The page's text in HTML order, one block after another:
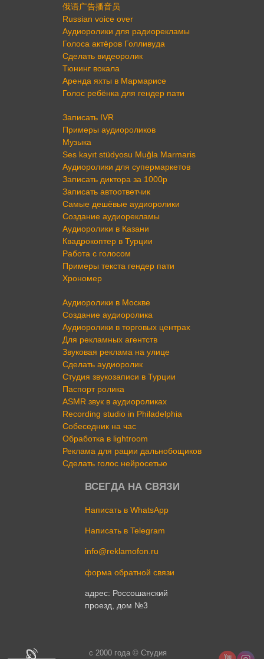
俄语广告播音员
Russian voice over
Аудиоролики для радиорекламы
Голоса актёров Голливуда
Сделать видеоролик
Тюнинг вокала
Аренда яхты в Мармарисе
Голос ребёнка для гендер пати
Записать IVR
Примеры аудиороликов
Музыка
Ses kayıt stüdyosu Muğla Marmaris
Аудиоролики для супермаркетов
Записать диктора за 1000р
Записать автоответчик
Самые дешёвые аудиоролики
Создание аудиорекламы
Аудиоролики в Казани
Квадрокоптер в Турции
Работа с голосом
Примеры текста гендер пати
Хрономер
Аудиоролики в Москве
Создание аудиоролика
Аудиоролики в торговых центрах
Для рекламных агентств
Звуковая реклама на улице
Сделать аудиоролик
Студия звукозаписи в Турции
Паспорт ролика
ASMR звук в аудиороликах
Recording studio in Philadelphia
Собеседник на час
Обработка в lightroom
Реклама для рации дальнобощиков
Сделать голос нейросетью
ВСЕГДА НА СВЯЗИ
Написать в WhatsApp
Написать в Telegram
info@reklamofon.ru
форма обратной связи
адрес: Россошанский
проезд, дом №3
c 2000 года © Студия